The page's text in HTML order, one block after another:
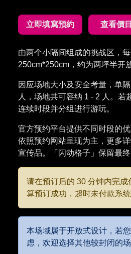
立即填寫預約 查看價
由两个小隔间组成的挑战区，
250cm*250cm，约为两坪半开
因应场地大小及安全考量，单
人，场地共可容纳 1 - 2 人。若
连续时段并分组进行游玩。
官方预约平台提供不同时段的
依照预约网站呈现为主，更多
宣传品。「闪动格子」保留最终
请在预订后的 30 分钟内完成
算预订成功，超时未付款系
本场域属于开放式设计，若
虑，欢迎选择其他较封闭的场